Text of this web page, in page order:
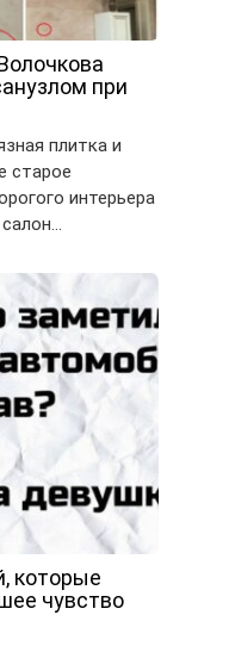
при
плитка и
старое
интерьера
которые
чувство